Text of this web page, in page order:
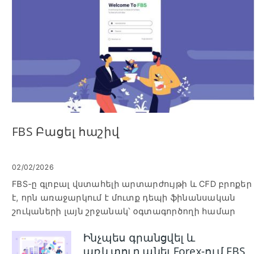
FBS Բացել հաշիվ
02/02/2026
FBS-ը գլոբալ վստահելի արտարժույթի և CFD բրոքեր
է, որն առաջարկում է մուտք դեպի ֆինանսական
շուկաների լայն շրջանակ՝ օգտագործողի համար
ուժեղ կարգավորող աջակցությամբ: Անկախ
նրանից, թե դուք նոր եք առևտրում, թե փորձառու
Ինչպես գրանցվել և
առևտուր անել Forex-ում FBS